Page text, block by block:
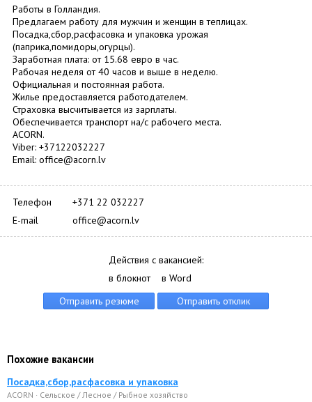
Работы в Голландия.
Предлагаем работу для мужчин и женщин в теплицах.
Посадка,сбор,расфасовка и упаковка урожая
(паприка,помидоры,огурцы).
Заработная плата: от 15.68 евро в час.
Рабочая неделя от 40 часов и выше в неделю.
Официальная и постоянная работа.
Жилье предоставляется работодателем.
Страховка высчитывается из зарплаты.
Обеспечивается транспорт на/c рабочего места.
ACORN.
Viber: +37122032227
Email: office@acorn.lv
Телефон
+371 22 032227
E-mail
office@acorn.lv
Действия с вакансией:
в блокнот
в Word
Похожие вакансии
Посадка,сбор,расфасовка и упаковка
ACORN · Сельское / Лесное / Рыбное хозяйство